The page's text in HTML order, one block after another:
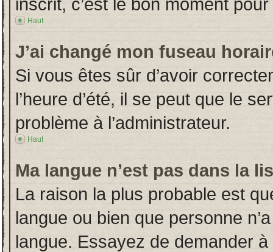
Haut
J’ai changé mon fuseau
Si vous êtes sûr d’avoir
l’heure d’été, il se peut que le
problème à l’administrateur.
Haut
Ma langue n’est pas dans la
La raison la plus probable est
langue ou bien que personne
langue. Essayez de demander à